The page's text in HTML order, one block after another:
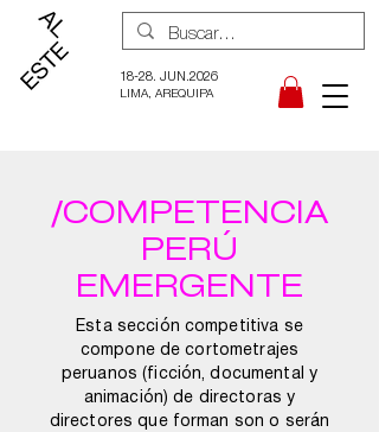
18-28. JUN.2026
LIMA, AREQUIPA
/COMPETENCIA
PERÚ
EMERGENTE
Esta sección competitiva se
compone de cortometrajes
peruanos (ficción, documental y
animación) de directoras y
directores que forman son o serán